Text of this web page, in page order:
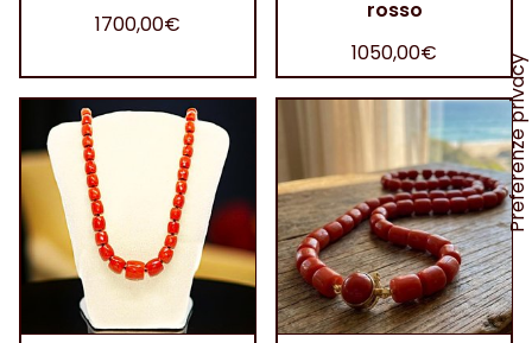
1700,00€
rosso
1050,00€